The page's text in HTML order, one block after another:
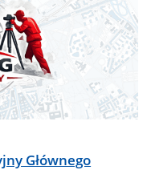
Głównego